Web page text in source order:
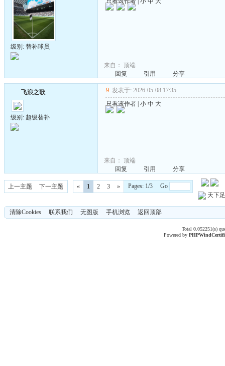
级别: 替补球员
来自： 顶端
回复
引用 分享
飞浪之歌
级别: 超级替补
9 发表于: 2026-05-08 17:35
只看该作者 小 中 大
来自： 顶端
回复
引用 分享
上一主题 下一主题 « 1 2 3 »
Pages: 1/3 Go
天下
清除Cookies 联系我们 无图版 手机浏览 返回顶部
Total 0.052251(s)
Powered byPHPWind